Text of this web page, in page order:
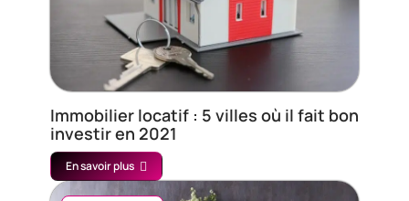
Immobilier locatif : 5 villes où il fait bon
investir en 2021
En savoir plus